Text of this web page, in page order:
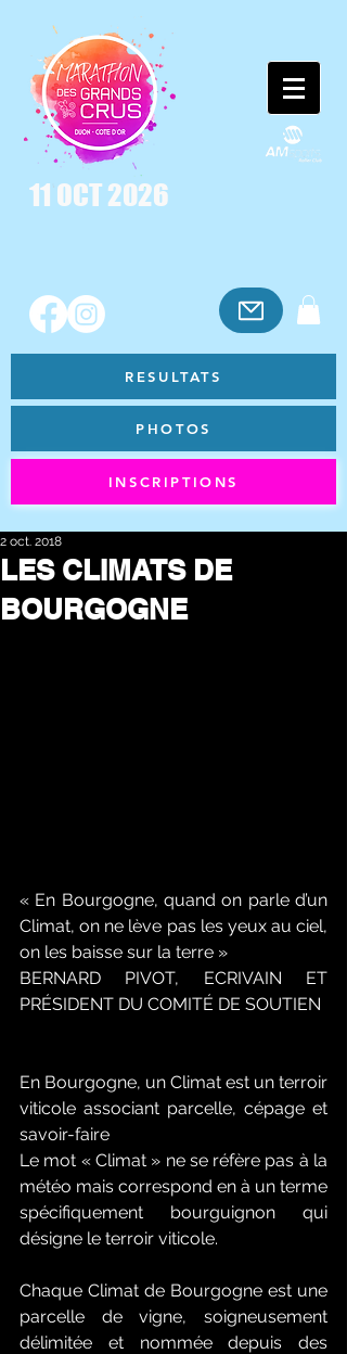
11 OCT 2026
RESULTATS
PHOTOS
INSCRIPTIONS
LES CLIMATS DE
BOURGOGNE
2 oct. 2018
« En Bourgogne, quand on parle d’un
Climat, on ne lève pas les yeux au ciel,
on les baisse sur la terre »
BERNARD PIVOT, ECRIVAIN ET
PRÉSIDENT DU COMITÉ DE SOUTIEN
En Bourgogne, un Climat est un terroir
viticole associant parcelle, cépage et
savoir-faire
Le mot « Climat » ne se réfère pas à la
météo mais correspond en à un terme
spécifiquement bourguignon qui
désigne le terroir viticole.
Chaque Climat de Bourgogne est une
parcelle de vigne, soigneusement
délimitée et nommée depuis des